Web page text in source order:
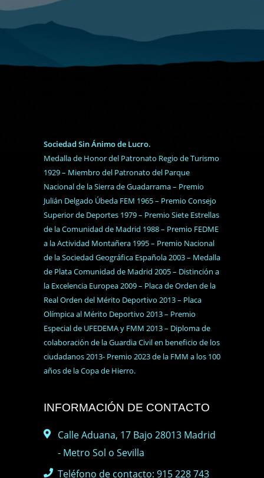
Sociedad Sin Ánimo de Lucro.
Medalla de Honor del Patronato Regio de Turismo
1929 – Miembro del Patronato del Parque
Nacional de la Sierra de Guadarrama – Premio
Julián Delgado Úbeda FEM 1965 – Premio Consejo
Superior de Deportes 1979 – Premio Siete Estrellas
de la Comunidad de Madrid 1988 – Premio FEDME
a la Actividad Montañera 1995 – Premio Nacional
de la Sociedad Geográfica Española 2003 – Medalla
de Plata Comunidad de Madrid 2005 – Distinción a
la Excelencia Europea 2009 – Placa de Orden de la
Real Orden del Mérito Deportivo 2013 – Placa
Olímpica al Mérito Deportivo 2013 – Premio
Especial de UFEDEMA y FMM 2013 – Diploma de
colaboración de la Guardia Civil en beneficio de los
ciudadanos 2013- Premio 2023 de la FMM a los 100
años de la Copa de Hierro.
INFORMACIÓN DE CONTACTO
Calle Aduana, 17 Bajo 28013 Madrid
- Metro Sol o Sevilla
Teléfono de contacto: 915 228 743